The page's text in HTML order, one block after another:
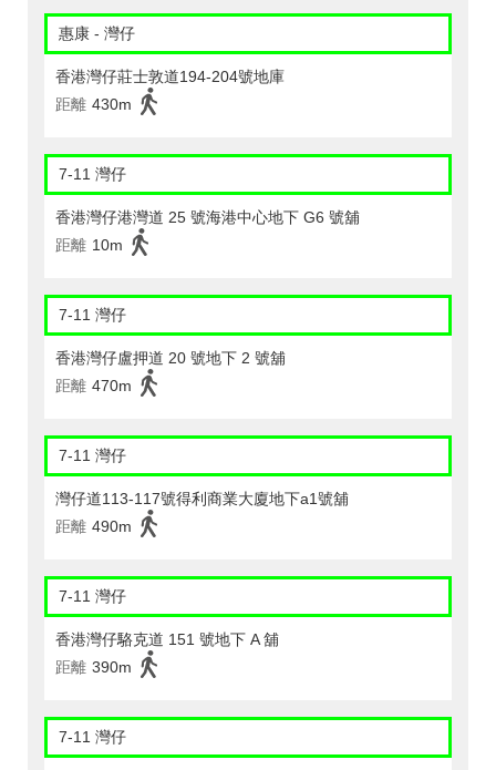
惠康 - 灣仔
香港灣仔莊士敦道194-204號地庫
距離 430m
7-11 灣仔
香港灣仔港灣道 25 號海港中心地下 G6 號舖
距離 10m
7-11 灣仔
香港灣仔盧押道 20 號地下 2 號舖
距離 470m
7-11 灣仔
灣仔道113-117號得利商業大廈地下a1號舖
距離 490m
7-11 灣仔
香港灣仔駱克道 151 號地下 A 舖
距離 390m
7-11 灣仔